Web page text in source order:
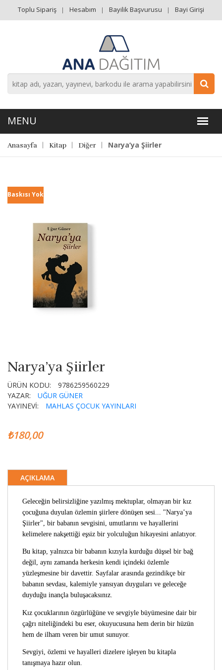
Toplu Sipariş Hesabım Bayilik Başvurusu Bayi Girişi
Anasayfa Kitap Diğer Narya’ya Şiirler
Baskısı Yok
Narya’ya Şiirler
ÜRÜN KODU:
9786259560229
YAZAR:
UĞUR GÜNER
YAYINEVİ:
MAHLAS ÇOCUK YAYINLARI
₺180,00
AÇIKLAMA
Geleceğin belirsizliğine yazılmış mektuplar, olmayan bir kız
çocuğuna duyulan özlemin şiirlere dönüşen sesi... "Narya’ya
Şiirler", bir babanın sevgisini, umutlarını ve hayallerini
kelimelere nakşettiği eşsiz bir yolculuğun hikayesini anlatıyor.
Bu kitap, yalnızca bir babanın kızıyla kurduğu düşsel bir bağ
değil, aynı zamanda herkesin kendi içindeki özlemle
yüzleşmesine bir davettir. Sayfalar arasında gezindikçe bir
babanın sevdası, kalemiyle yansıyan duyguları ve geleceğe
duyduğu inançla buluşacaksınız.
Kız çocuklarının özgürlüğüne ve sevgiyle büyümesine dair bir
çağrı niteliğindeki bu eser, okuyucusuna hem derin bir hüzün
hem de ilham veren bir umut sunuyor.
Sevgiyi, özlemi ve hayalleri dizelere işleyen bu kitapla
tanışmaya hazır olun.